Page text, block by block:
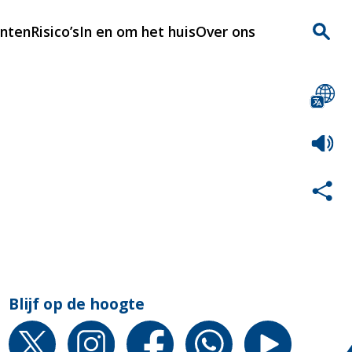
Risico’sIn en om het huisOver ons
Blijf op de hoogte